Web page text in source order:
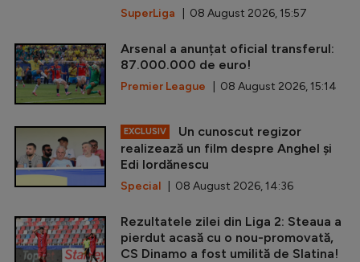
SuperLiga | 08 August 2026, 15:57
Arsenal a anunțat oficial transferul:
87.000.000 de euro!
Premier League | 08 August 2026, 15:14
EXCLUSIV
Un cunoscut regizor
realizează un film despre Anghel și
Edi Iordănescu
Special | 08 August 2026, 14:36
Rezultatele zilei din Liga 2: Steaua a
pierdut acasă cu o nou-promovată,
CS Dinamo a fost umilită de Slatina!